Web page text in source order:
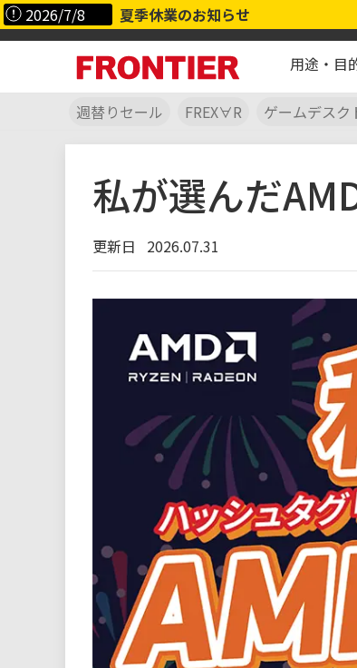
2026/7/8 夏季休業のお知らせ
用途・目
週替りセール FREX∀R ゲームデスク
私が選んだ
更新日 2026.07.31